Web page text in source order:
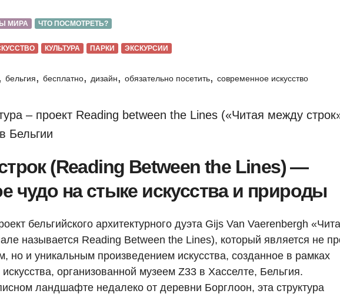
МИРА ЧТО ПОСМОТРЕТЬ?
КУЛЬТУРА ПАРКИ ЭКСКУРСИИ
бельгия, бесплатно, дизайн, обязательно посетить, современное искусство
(Reading Between the Lines) —
чудо на стыке искусства и природы
бельгийского архитектурного дуэта Gijs Van Vaerenbergh
называется Reading Between the Lines), который является не
но и уникальным произведением искусства, созданное в рамках
организованной музеем Z33 в Хасселте, Бельгия.
ландшафте недалеко от деревни Борглоон, эта структура